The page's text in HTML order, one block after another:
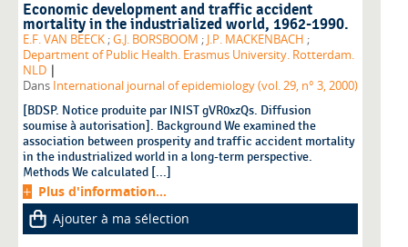
Economic development and traffic accident
mortality in the industrialized world, 1962-1990.
E.F. VAN BEECK ;G.J. BORSBOOM ; J.P. MACKENBACH ;
Department of Public Health. Erasmus University. Rotterdam.
NLD |
Dans International journal of epidemiology (vol. 29, n° 3, 2000)
[BDSP. Notice produite par INIST gVR0xzQs. Diffusion
soumise à autorisation]. Background We examined the
association between prosperity and traffic accident mortality
in the industrialized world in a long-term perspective.
Methods We calculated [...]
Plus d'information...
Ajouter à ma sélection